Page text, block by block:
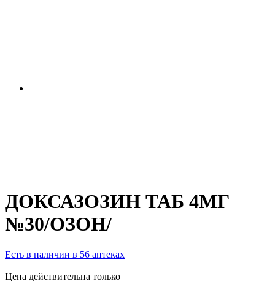
ДОКСАЗОЗИН ТАБ 4МГ
№30/ОЗОН/
Есть в наличии в 56 аптеках
Цена действительна только